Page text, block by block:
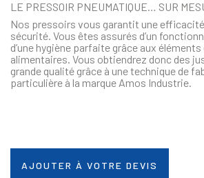
LE PRESSOIR PNEUMATIQUE… SUR
Nos pressoirs vous garantit une
sécurité. Vous êtes assurés d’un
d’une hygiène parfaite grâce aux
alimentaires. Vous obtiendrez donc des
grande qualité grâce à une technique de
particulière à la marque Amos Industrie.
AJOUTER À VOTRE DEVIS